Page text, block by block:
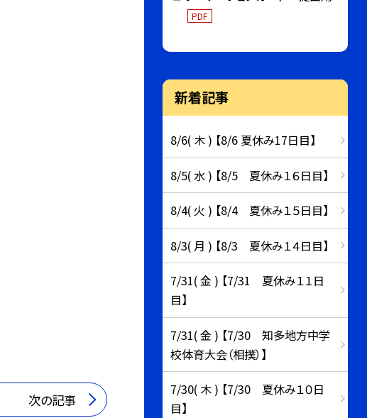
次の記事
PDF
新着記事
8/6( 木 ) 【8/6 夏休み17日目】
8/5( 水 ) 【8/5 夏休み１６日目】
8/4( 火 ) 【8/4 夏休み１５日目】
8/3( 月 ) 【8/3 夏休み１４日目】
7/31( 金 ) 【7/31 夏休み１１日
目】
7/31( 金 ) 【7/30 知多地方中学
校体育大会（相撲）】
7/30( 木 ) 【7/30 夏休み１０日
目】